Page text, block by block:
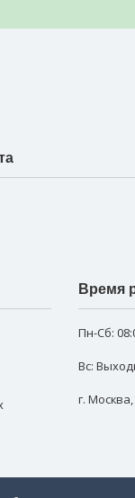
Время
Пн-Сб:
Вс:
г. Москва,